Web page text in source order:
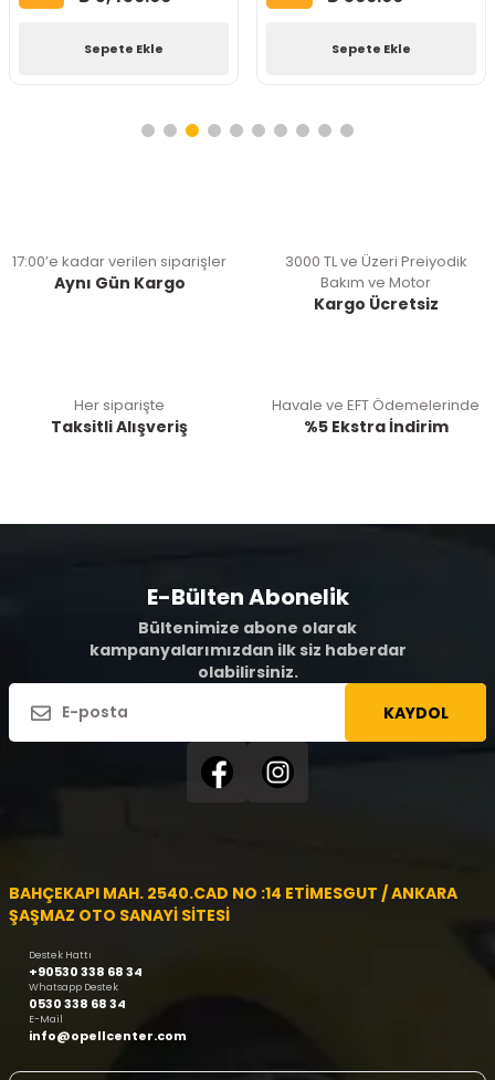
Sepete Ekle Sepete Ekle
17:00’e kadar verilen siparişler
Aynı Gün Kargo
3000 TL ve Üzeri Preiyodik
Bakım ve Motor
Kargo Ücretsiz
Her siparişte
Taksitli Alışveriş
Havale ve EFT Ödemelerinde
%5 Ekstra İndirim
E-Bülten Abonelik
Bültenimize abone olarak
kampanyalarımızdan ilk siz haberdar
olabilirsiniz.
KAYDOL
BAHÇEKAPI MAH. 2540.CAD NO :14 ETİMESGUT / ANKARA
ŞAŞMAZ OTO SANAYİ SİTESİ
Destek Hattı
+90530 338 68 34
Whatsapp Destek
0530 338 68 34
E-Mail
info@opellcenter.com